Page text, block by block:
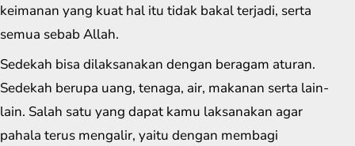
keimanan yang kuat hal itu tidak bakal terjadi, serta
semua sebab Allah.
Sedekah bisa dilaksanakan dengan beragam aturan.
Sedekah berupa uang, tenaga, air, makanan serta lain-
lain. Salah satu yang dapat kamu laksanakan agar
pahala terus mengalir, yaitu dengan membagi